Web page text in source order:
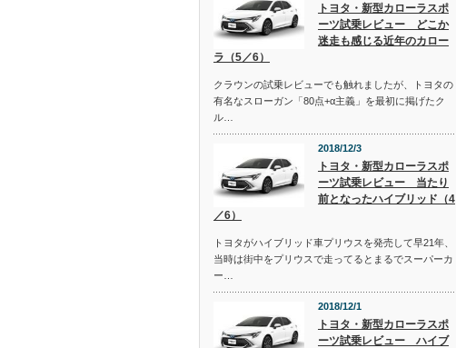
トヨタ・新型カローラスポ
ーツ試乗レビュー どこか
迷走も感じる近年のカロー
ラ（5／6）
クラウンの試乗レビューでも触れましたが、トヨタの
有名なスローガン「80点+α主義」を最初に掲げたク
ル…
2018/12/3
トヨタ・新型カローラスポ
ーツ試乗レビュー 当たり
前となったハイブリッド（4
／6）
トヨタがハイブリッド車プリウスを発売して早21年、
当時は街中をプリウスで走ってるとまるでスーパーカ
ー…
2018/12/1
トヨタ・新型カローラスポ
ーツ試乗レビュー ハイブ